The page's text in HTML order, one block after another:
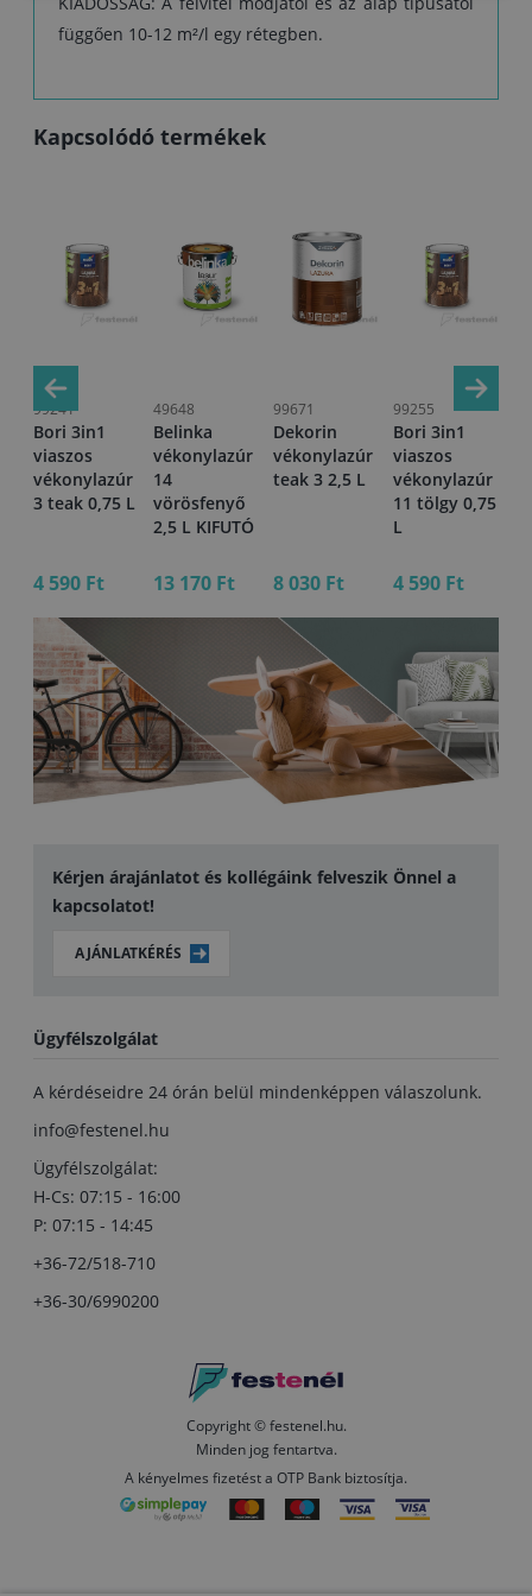
függően 10-12 m²/l egy rétegben.
Kapcsolódó termékek
99241
Bori 3in1
viaszos
vékonylazúr
3 teak 0,75 L
4 590 Ft
49648
Belinka
vékonylazúr
14
vörösfenyő
2,5 L KIFUTÓ
13 170 Ft
99671
Dekorin
vékonylazúr
teak 3 2,5 L
8 030 Ft
99255
Bori 3in1
viaszos
vékonylazúr
11 tölgy 0,75
L
4 590 Ft
Kérjen árajánlatot és kollégáink felveszik Önnel a
kapcsolatot!
AJÁNLATKÉRÉS
Ügyfélszolgálat
A kérdéseidre 24 órán belül mindenképpen válaszolunk.
info@festenel.hu
Ügyfélszolgálat:
H-Cs: 07:15 - 16:00
P: 07:15 - 14:45
+36-72/518-710
+36-30/6990200
Copyright © festenel.hu.
Minden jog fentartva.
A kényelmes fizetést a OTP Bank biztosítja.